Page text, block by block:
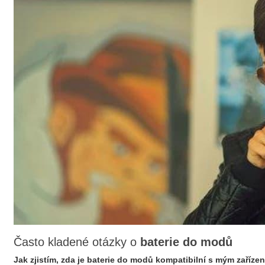
Často kladené otázky o baterie do modů
Jak zjistím, zda je baterie do modů kompatibilní s mým